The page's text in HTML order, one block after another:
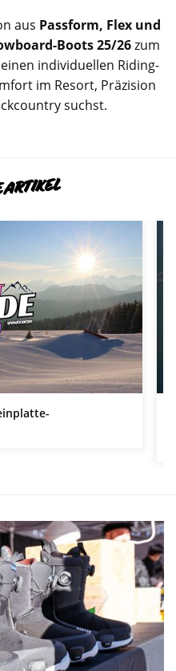
aus Passform, Flex und
Boots 25/26zum
individuellen Riding-
im Resort, Präzision
suchst.